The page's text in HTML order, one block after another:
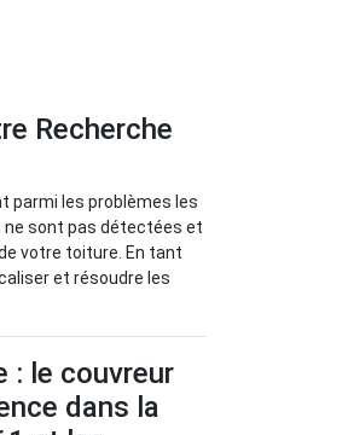
Recherche
parmi les problèmes les
ne sont pas détectées et
votre toiture. En tant
et résoudre les
: le couvreur
dans la